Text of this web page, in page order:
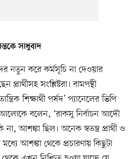
সাধুবাদ
নতুন করে কর্মসূচি না দেওয়ার
প্রার্থীসহ সংশ্লিষ্টরা। বামপন্থী
শিক্ষার্থী পর্ষদ’ প্যানেলের ভিপি
আলোকে বলেন, ‘রাকসু নির্বাচন আদৌ
আশঙ্কা ছিল। অনেক স্বতন্ত্র প্রার্থী ও
মধ্যে আশঙ্কা থেকে প্রচারণায় কিছুটা